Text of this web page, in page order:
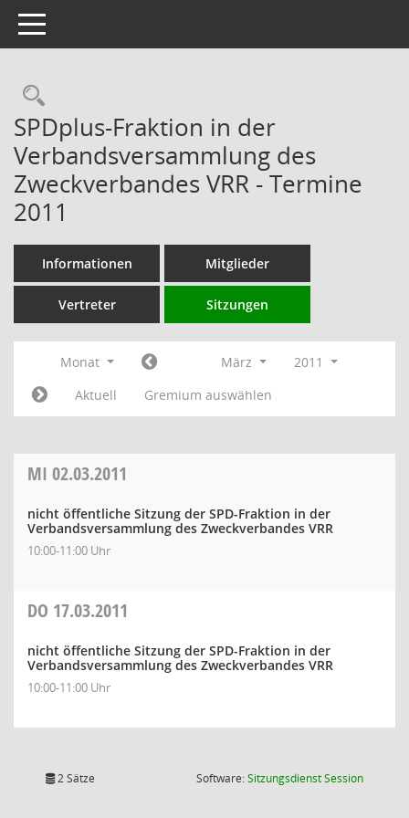
Toggle navigation
Rechercheauswahl
SPDplus-Fraktion in der
Verbandsversammlung des
Zweckverbandes VRR - Termine
2011
Informationen Mitglieder
Vertreter Sitzungen
Monat März
2011
Aktuell
Gremium auswählen
MI 02.03.2011
nicht öffentliche Sitzung der SPD-Fraktion in der
Verbandsversammlung des Zweckverbandes VRR
10:00-11:00 Uhr
DO 17.03.2011
nicht öffentliche Sitzung der SPD-Fraktion in der
Verbandsversammlung des Zweckverbandes VRR
10:00-11:00 Uhr
2 Sätze Software:SitzungsdienstSession(Wird in